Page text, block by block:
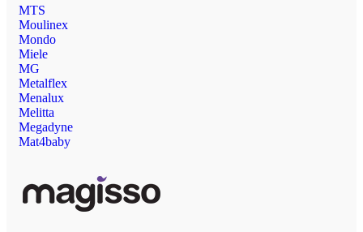
MTS
Moulinex
Mondo
Miele
MG
Metalflex
Menalux
Melitta
Megadyne
Mat4baby